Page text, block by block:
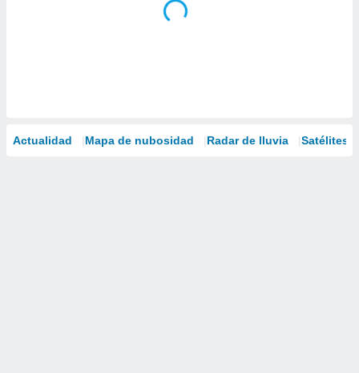
Actualidad Mapa de nubosidad Radar de lluvia Satélites